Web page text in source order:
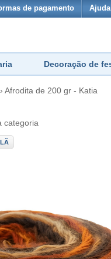
de pagamento
Decoração de
› Afrodita de 200 gr - Katia
categoria
LÃ